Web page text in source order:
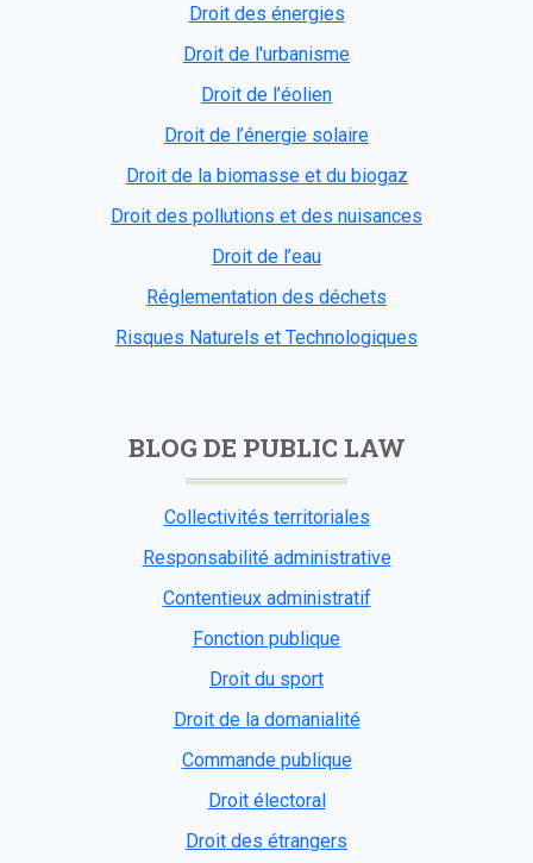
Droit des énergies
Droit de l'urbanisme
Droit de l’éolien
Droit de l’énergie solaire
Droit de la biomasse et du biogaz
Droit des pollutions et des nuisances
Droit de l’eau
Réglementation des déchets
Risques Naturels et Technologiques
BLOG DE PUBLIC LAW
Collectivités territoriales
Responsabilité administrative
Contentieux administratif
Fonction publique
Droit du sport
Droit de la domanialité
Commande publique
Droit électoral
Droit des étrangers